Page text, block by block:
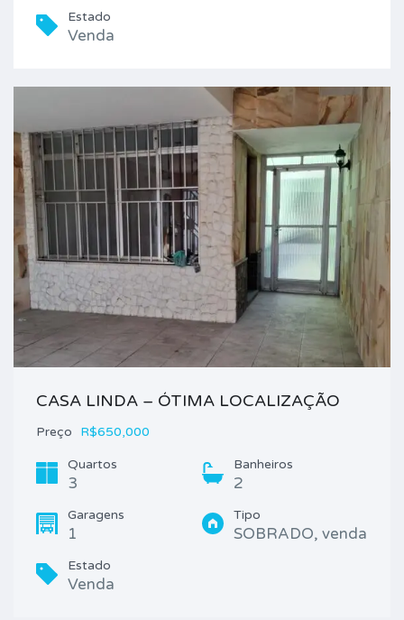
Estado
Venda
CASA LINDA – ÓTIMA LOCALIZAÇÃO
Preço R$650,000
Quartos
3
Banheiros
2
Garagens
1
Tipo
SOBRADO, venda
Estado
Venda